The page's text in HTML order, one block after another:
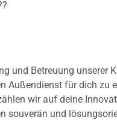
und Betreuung unserer
Außendienst für dich zu
wir auf deine
souverän und